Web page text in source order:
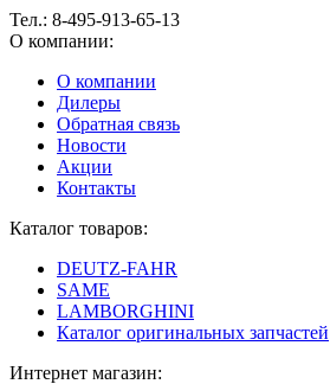
Тел.: 8-495-913-65-13
О компании:
О компании
Дилеры
Обратная связь
Новости
Акции
Контакты
Каталог товаров:
DEUTZ-FAHR
SAME
LAMBORGHINI
Каталог оригинальных запчастей
Интернет магазин: